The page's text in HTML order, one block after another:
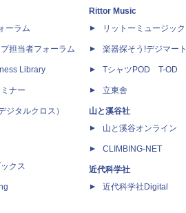
ーラム
担当者フォーラム
Library
ナー
ジタルクロス）
クス
Rittor Music
リットーミュージック
楽器探そう!デジマート
TシャツPOD T-OD
立東舎
山と溪谷社
山と溪谷オンライン
CLIMBING-NET
近代科学社
近代科学社Digital